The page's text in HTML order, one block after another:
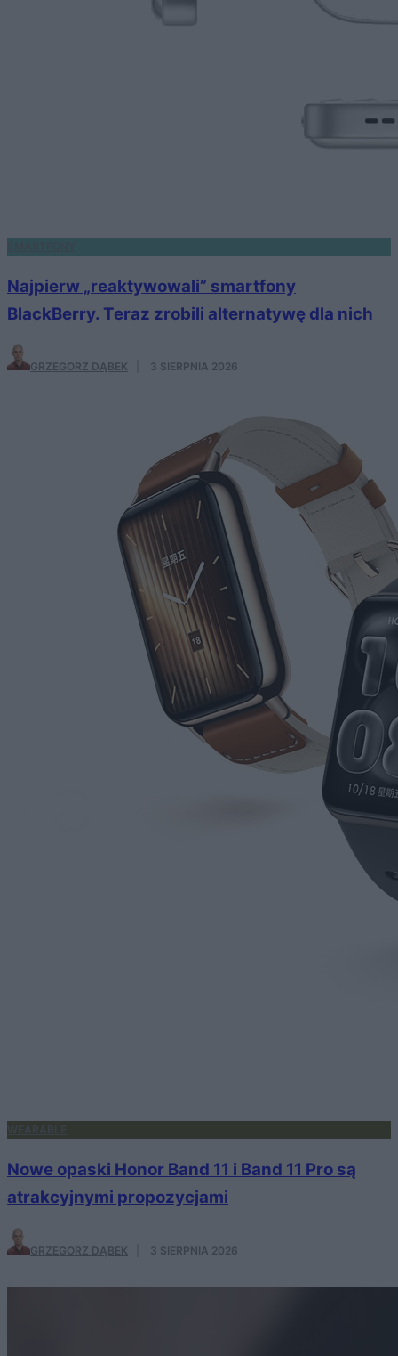
Najpierw „reaktywowali” smartfony
BlackBerry. Teraz zrobili alternatywę dla nich
GRZEGORZ DĄBEK 3 SIERPNIA 2026
WEARABLE
Nowe opaski Honor Band 11 i Band 11 Pro są
atrakcyjnymi propozycjami
GRZEGORZ DĄBEK 3 SIERPNIA 2026